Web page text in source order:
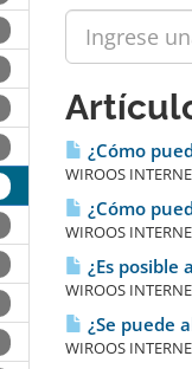
¿Cómo
WIROOS
¿Cómo
WIROOS
¿Es posible
WIROOS
¿Se puede
WIROOS